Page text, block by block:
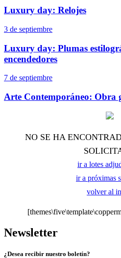
Luxury day: Relojes
3 de septiembre
Luxury day: Plumas
encendedores
7 de septiembre
Arte Contemporáneo: Obra
NO SE HA
ir a lotes
ir a próximas
volver al
Newsletter
¿Desea recibir nuestro boletín?